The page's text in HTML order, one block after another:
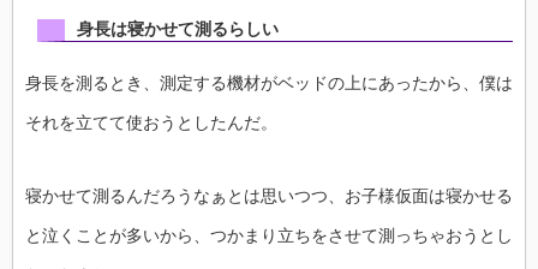
身長は寝かせて測るらしい
身長を測るとき、測定する機材がベッドの上にあったから、僕は
それを立てて使おうとしたんだ。
寝かせて測るんだろうなぁとは思いつつ、お子様仮面は寝かせる
と泣くことが多いから、つかまり立ちをさせて測っちゃおうとし